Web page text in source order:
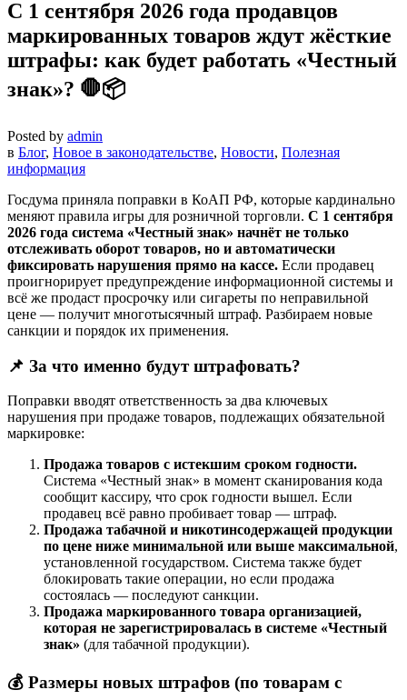
С 1 сентября 2026 года продавцов
маркированных товаров ждут жёсткие
штрафы: как будет работать «Честный
знак»? 🛑📦
Posted by admin
в Блог, Новое в законодательстве, Новости, Полезная
информация
Госдума приняла поправки в КоАП РФ, которые кардинально
меняют правила игры для розничной торговли. С 1 сентября
2026 года система «Честный знак» начнёт не только
отслеживать оборот товаров, но и автоматически
фиксировать нарушения прямо на кассе. Если продавец
проигнорирует предупреждение информационной системы и
всё же продаст просрочку или сигареты по неправильной
цене — получит многотысячный штраф. Разбираем новые
санкции и порядок их применения.
📌 За что именно будут штрафовать?
Поправки вводят ответственность за два ключевых
нарушения при продаже товаров, подлежащих обязательной
маркировке:
Продажа товаров с истекшим сроком годности.
Система «Честный знак» в момент сканирования кода
сообщит кассиру, что срок годности вышел. Если
продавец всё равно пробивает товар — штраф.
Продажа табачной и никотинсодержащей продукции
по цене ниже минимальной или выше максимальной,
установленной государством. Система также будет
блокировать такие операции, но если продажа
состоялась — последуют санкции.
Продажа маркированного товара организацией,
которая не зарегистрировалась в системе «Честный
знак» (для табачной продукции).
💰 Размеры новых штрафов (по товарам с